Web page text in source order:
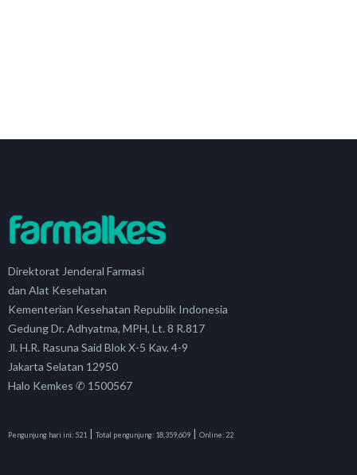
Direktorat Jenderal Farmasi
dan Alat Kesehatan
Kementerian Kesehatan Republik Indonesia
Gedung Dr. Adhyatma, MPH, Lt. 8 R.817
Jl. H.R. Rasuna Said Blok X-5 Kav. 4-9
Jakarta Selatan 12950
Halo Kemkes ✆ 1500567
Pengunjung hari ini: 521 | Total pengunjung: 18,359,609 | Online: 22